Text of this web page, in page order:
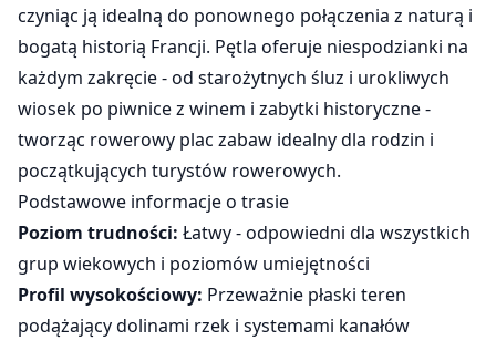
czyniąc ją idealną do ponownego połączenia z naturą i
bogatą historią Francji. Pętla oferuje niespodzianki na
każdym zakręcie - od starożytnych śluz i urokliwych
wiosek po piwnice z winem i zabytki historyczne -
tworząc rowerowy plac zabaw idealny dla rodzin i
początkujących turystów rowerowych.
Podstawowe informacje o trasie
Poziom trudności: Łatwy - odpowiedni dla wszystkich
grup wiekowych i poziomów umiejętności
Profil wysokościowy: Przeważnie płaski teren
podążający dolinami rzek i systemami kanałów